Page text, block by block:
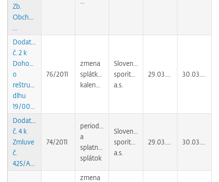
Zb.
Obchodný
Dodatok
č. 2 k
Dohode
o
reštrukturalizácii
dlhu
76/2011
zmena
splátkového
Slovenská
sporiteľňa,
a.s.
Dodatok
č. 4 k
Zmluve
č.
74/2011
periodicita
a
splatnosť
splátok
Slovenská
sporiteľňa,
a.s.
zmena